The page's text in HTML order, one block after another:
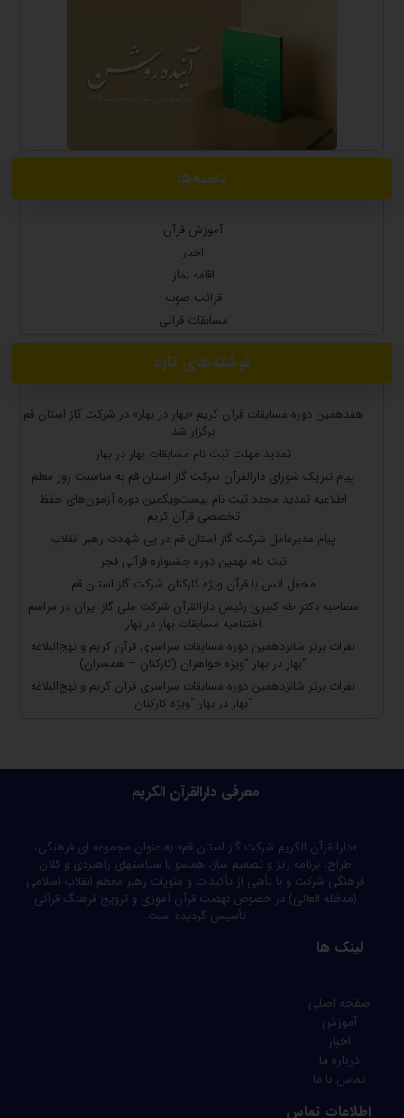
دسته‌ها
آموزش قرآن
اخبار
اقامه نماز
قرائت صوت
مسابقات قرآنی
نوشته‌های تازه
هفدهمین دوره مسابقات قرآن کریم «بهار در بهار» در شرکت گاز استان قم
برگزار شد
تمدید مهلت ثبت نام مسابقات بهار در بهار
پیام تبریک شورای دارالقرآن شرکت گاز استان قم به مناسبت روز معلم
اطلاعیه تمدید مجدد ثبت نام بیست‌ویکمین دوره آزمون‌های حفظ
تخصصی قرآن کریم
پیام مدیرعامل شرکت گاز استان قم در پی شهادت رهبر انقلاب
ثبت نام نهمین دوره جشنواره قرآنی فجر
محفل انس با قرآن ویژه کارکنان شرکت گاز استان قم
مصاحبه دکتر طه کبیری رئیس دارالقرآن شرکت ملی گاز ایران در مراسم
اختتامیه مسابقات بهار در بهار
نفرات برتر شانزدهمین دوره مسابقات سراسری قرآن کریم و نهج‌البلاغه
“بهار در بهار “ویژه خواهران (کارکنان – همسران)
نفرات برتر شانزدهمین دوره مسابقات سراسری قرآن کریم و نهج‌البلاغه
“بهار در بهار “ویژه کارکنان
معرفی دارالقرآن الکریم
«دارالقرآن الکریم شرکت گاز استان قم» به عنوان مجموعه ای فرهنگی،
طراح، برنامه ریز و تصمیم ساز، همسو با سیاستهای راهبردی و کلان
فرهنگی شرکت و با تأسّی از تأکیدات و منویات رهبر معظم انقلاب اسلامی
(مدظله العالی) در خصوص نهضت قرآن آموزی و ترویج فرهنگ قرآنی
تأسیس گردیده است.
لینک ها
صفحه اصلی
آموزش
اخبار
درباره ما
تماس با ما
اطلاعات تماس